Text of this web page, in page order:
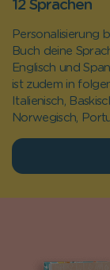
12 Sprachen
Personalisierung
Buch deine
Englisch und
ist zudem in
Italienisch,
Norwegisch,